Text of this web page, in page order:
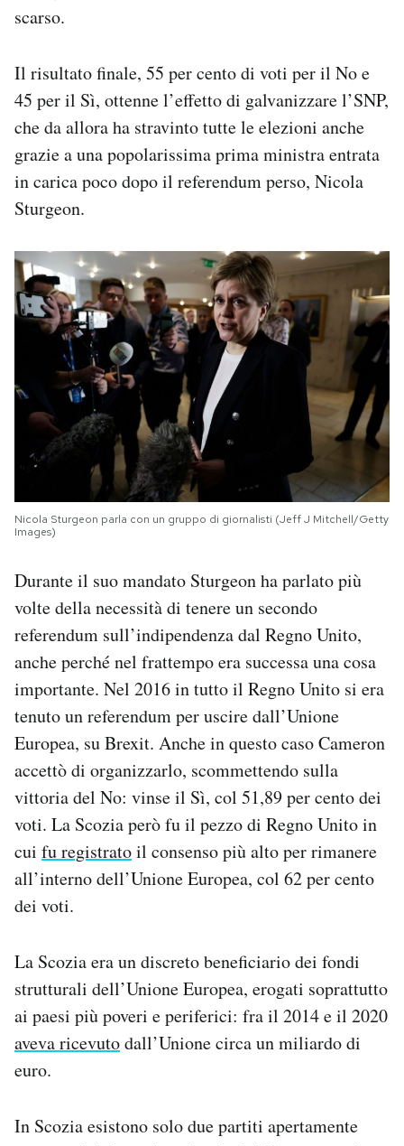
scarso.
Il risultato finale, 55 per cento di voti per il No e
45 per il Sì, ottenne l’effetto di galvanizzare l’SNP,
che da allora ha stravinto tutte le elezioni anche
grazie a una popolarissima prima ministra entrata
in carica poco dopo il referendum perso, Nicola
Sturgeon.
Nicola Sturgeon parla con un gruppo di giornalisti (Jeff J Mitchell/Getty
Images)
Durante il suo mandato Sturgeon ha parlato più
volte della necessità di tenere un secondo
referendum sull’indipendenza dal Regno Unito,
anche perché nel frattempo era successa una cosa
importante. Nel 2016 in tutto il Regno Unito si era
tenuto un referendum per uscire dall’Unione
Europea, su Brexit. Anche in questo caso Cameron
accettò di organizzarlo, scommettendo sulla
vittoria del No: vinse il Sì, col 51,89 per cento dei
voti. La Scozia però fu il pezzo di Regno Unito in
cui fu registratoil consenso più alto per rimanere
all’interno dell’Unione Europea, col 62 per cento
dei voti.
La Scozia era un discreto beneficiario dei fondi
strutturali dell’Unione Europea, erogati soprattutto
ai paesi più poveri e periferici: fra il 2014 e il 2020
aveva ricevutodall’Unione circa un miliardo di
euro.
In Scozia esistono solo due partiti apertamente